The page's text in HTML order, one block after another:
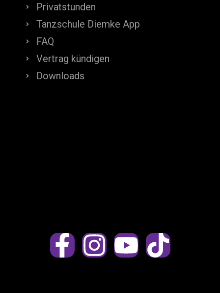
Privatstunden
Tanzschule Diemke App
FAQ
Vertrag kündigen
Downloads